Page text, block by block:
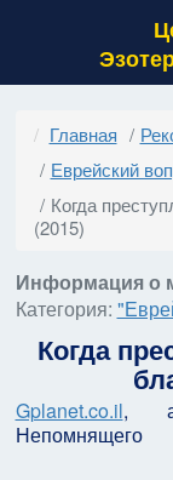
Главная
Еврейский
Когда
(2015)
Информация о
Категория:
Когда
Gplanet.co.il,
Непомнящего